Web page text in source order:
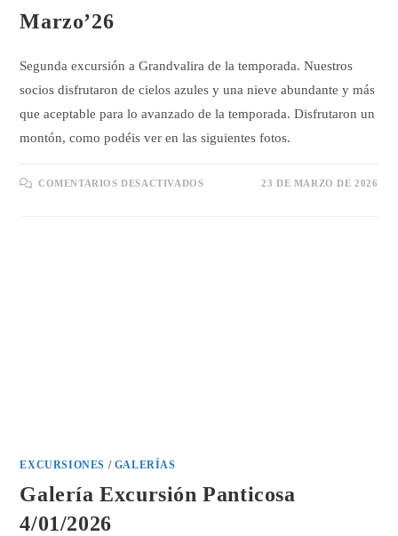
Marzo’26
Segunda excursión a Grandvalira de la temporada. Nuestros
socios disfrutaron de cielos azules y una nieve abundante y más
que aceptable para lo avanzado de la temporada. Disfrutaron un
montón, como podéis ver en las siguientes fotos.
COMENTARIOS DESACTIVADOSEN
23 DE MARZO DE 2026
EXCURSIONES / GALERÍAS
Galería Excursión Panticosa
4/01/2026